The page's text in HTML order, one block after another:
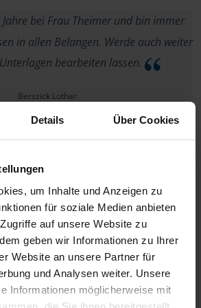
Details Über Cookies
um Inhalte und Anzeigen zu
für soziale Medien anbieten
auf unsere Website zu
geben wir Informationen zu Ihrer
Website an unsere Partner für
und Analysen weiter. Unsere
Informationen möglicherweise mit
bei Frau Theimer und bin immer
in allen Belangen. Werde auch weiter
bearbeiten lassen.
Berszick Lothar
zuverlässig, kompetent